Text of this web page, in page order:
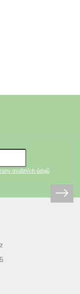
osobních údajů